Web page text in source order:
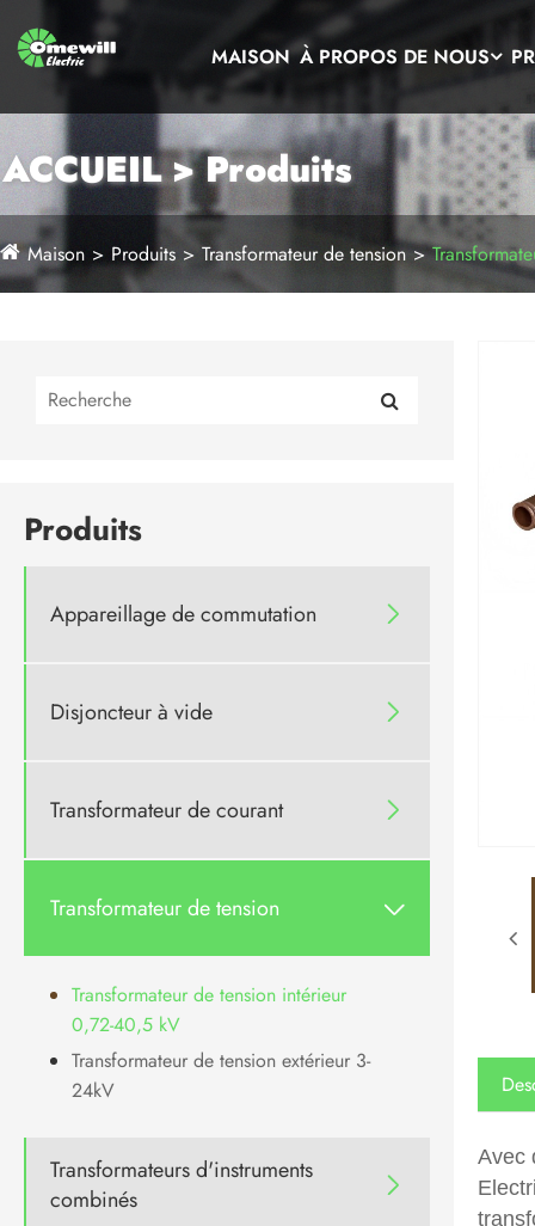
MAISON À PROPOS DE NOUS
ACCUEIL > Produits
Maison Produits Transformateur de tension
Produits
Appareillage de commutation 
Disjoncteur à vide 
Transformateur de courant 
Transformateur de tension 
Transformateur de tension intérieur
0,72-40,5 kV
Transformateur de tension extérieur 3-
24kV
Transformateurs d'instruments
combinés

Avec